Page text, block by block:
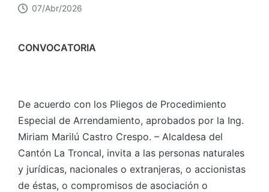
07/Abr/2026
CONVOCATORIA
De acuerdo con los Pliegos de Procedimiento
Especial de Arrendamiento, aprobados por la Ing.
Miriam Marilú Castro Crespo. – Alcaldesa del
Cantón La Troncal, invita a las personas naturales
y jurídicas, nacionales o extranjeras, o accionistas
de éstas, o compromisos de asociación o